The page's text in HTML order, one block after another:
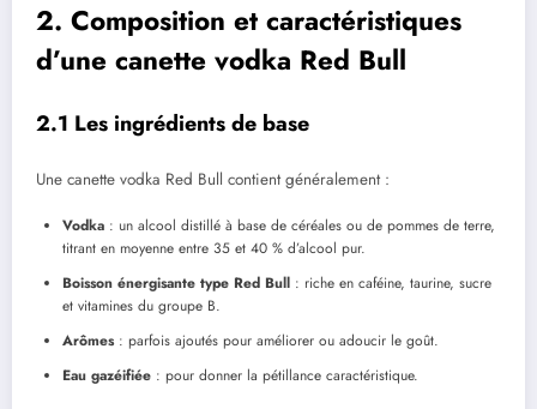
2. Composition et caractéristiques
d’une canette vodka Red Bull
2.1 Les ingrédients de base
Une canette vodka Red Bull contient généralement :
Vodka : un alcool distillé à base de céréales ou de pommes de terre,
titrant en moyenne entre 35 et 40 % d’alcool pur.
Boisson énergisante type Red Bull : riche en caféine, taurine, sucre
et vitamines du groupe B.
Arômes: parfois ajoutés pour améliorer ou adoucir le goût.
Eau gazéifiée : pour donner la pétillance caractéristique.